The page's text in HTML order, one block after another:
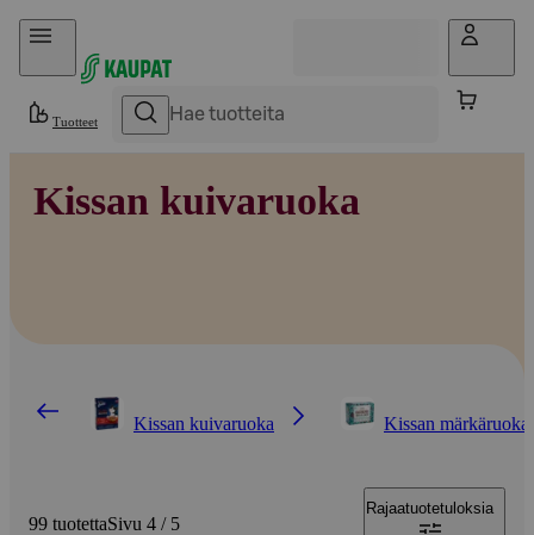
Hyppää sisältöön
Tuotteet
Kissan kuivaruoka
Kissan kuivaruoka Kissan märkäruoka
99 tuotettaSivu 4 / 5
Rajaatuotetuloksia